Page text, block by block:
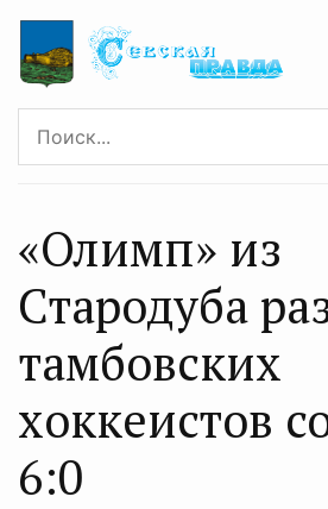
«Олимп» из
Стародуба
тамбовских
хоккеистов
6:0